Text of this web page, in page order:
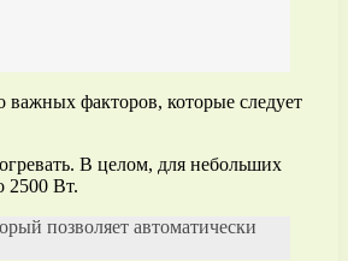
факторов, которые следует
В целом, для небольших
2500 Вт.
позволяет автоматически